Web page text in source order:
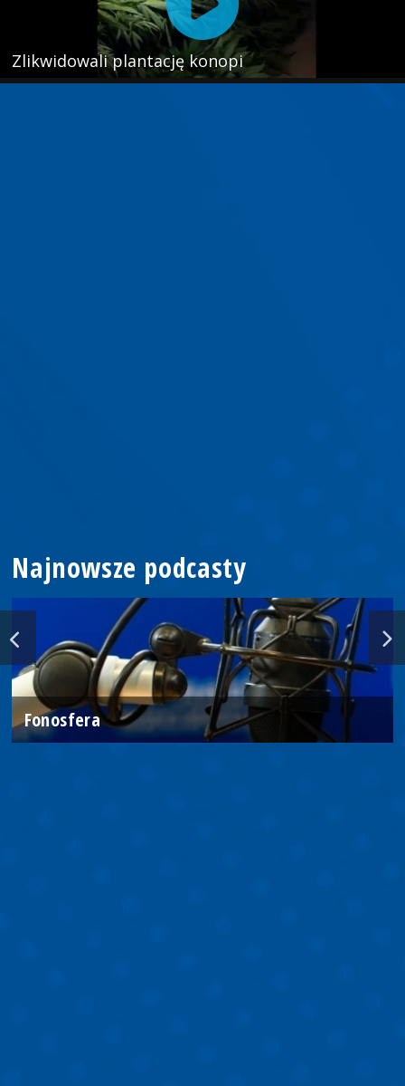
Zlikwidowali plantację konopi
Najnowsze podcasty
Fonosfera